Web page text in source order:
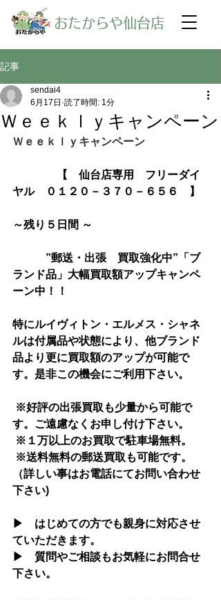
​おたからや仙台店
記事
Ｗｅｅｋｌｙキャンペーン
sendai4
6月17日 読了時間: 1分
Ｗｅｅｋｌｙキャンペーン
【　仙台店専用　フリーダイ
ヤル　０１２０－３７０－６５６　】
～残り５日間 ～
”郵送・出張　買取強化中”「ブ
ランド品」大幅買取額アップキャンペ
ーン中！！
特にルイヴィトン・エルメス・シャネ
ルは付属品や状態により、他ブランド
品より更に買取額のアップが可能で
す。是非この機会にご利用下さい。
※好評の出張買取も少量から可能で
す。ご遠慮なくお申し付け下さい。
※１万以上のお買取で駐車場無料。
※送料無料の郵送買取も可能です。
（詳しい事はお電話にてお問い合わせ
下さい)
▶　はじめての方でも親身に対応させ
ていただきます。
▶　質問やご相談もお気軽にお問合せ
下さい。